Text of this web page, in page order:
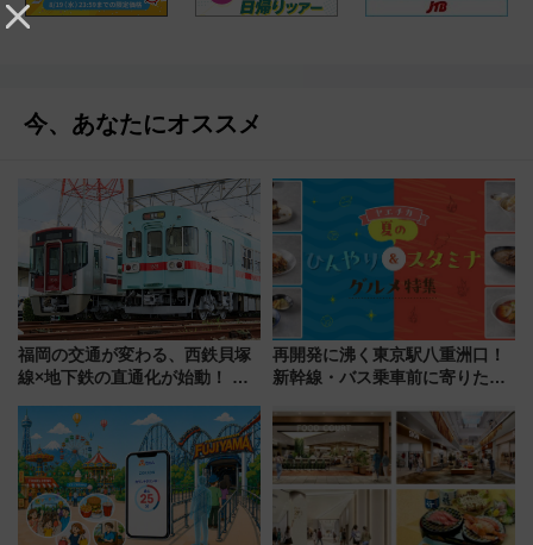
今、あなたにオススメ
福岡の交通が変わる、西鉄貝塚
線×地下鉄の直通化が始動！ 滑
生や “アパートメントホテル”参
入構想も
再開発に沸く東京駅八重洲口！
新幹線・バス乗車前に寄りたい
やり＆スタミナグルメ」6選【新
店舗も！】